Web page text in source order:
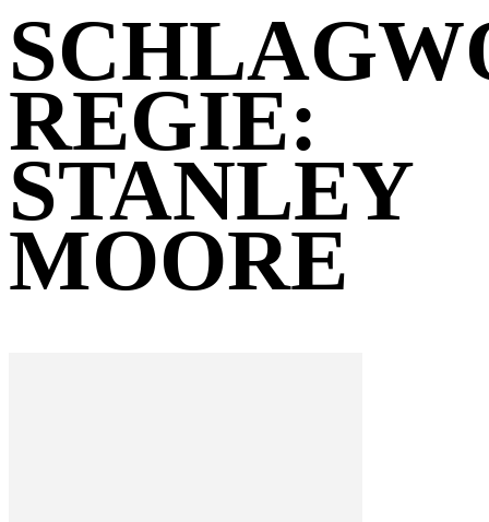
REGIE:
STANLEY
MOORE